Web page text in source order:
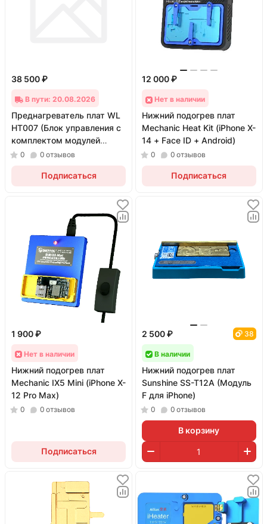
38 500 ₽
В пути: 20.08.2026
Преднагреватель плат WL
HT007 (Блок управления с
комплектом модулей
iPhone X-17 PM)
0 0 отзывов
Подписаться
12 000 ₽
Нет в наличии
Нижний подогрев плат
Mechanic Heat Kit (iPhone X-
14 + Face ID + Android)
0 0 отзывов
Подписаться
1 900 ₽
Нет в наличии
Нижний подогрев плат
Mechanic IX5 Mini (iPhone X-
12 Pro Max)
0 0 отзывов
Подписаться
2 500 ₽ 38
В наличии
Нижний подогрев плат
Sunshine SS-T12A (Модуль
F для iPhone)
0 0 отзывов
В корзину